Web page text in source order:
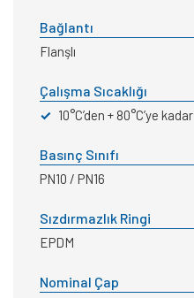
Bağlantı
Flanşlı
Çalışma Sıcaklığı
✓ 10°C’den + 80°C’ye kadar
Basınç Sınıfı
PN10 / PN16
Sızdırmazlık Ringi
EPDM
Nominal Çap